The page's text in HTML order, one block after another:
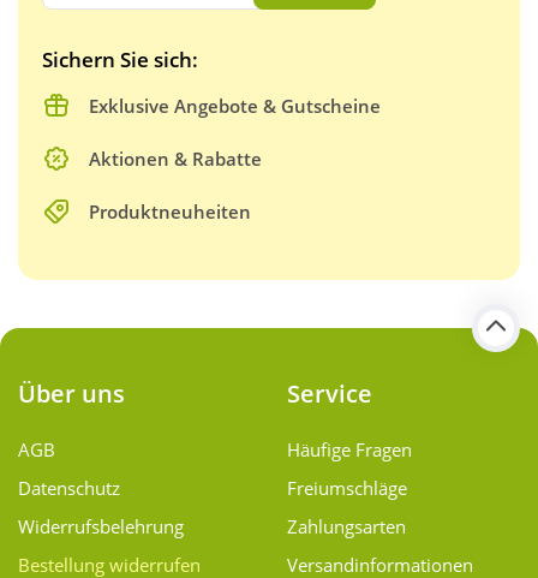
Sichern Sie sich:
Exklusive Angebote & Gutscheine
Aktionen & Rabatte
Produktneuheiten
Über uns
AGB
Datenschutz
Widerrufsbelehrung
Bestellung widerrufen
Service
Häufige Fragen
Freiumschläge
Zahlungsarten
Versand­informationen